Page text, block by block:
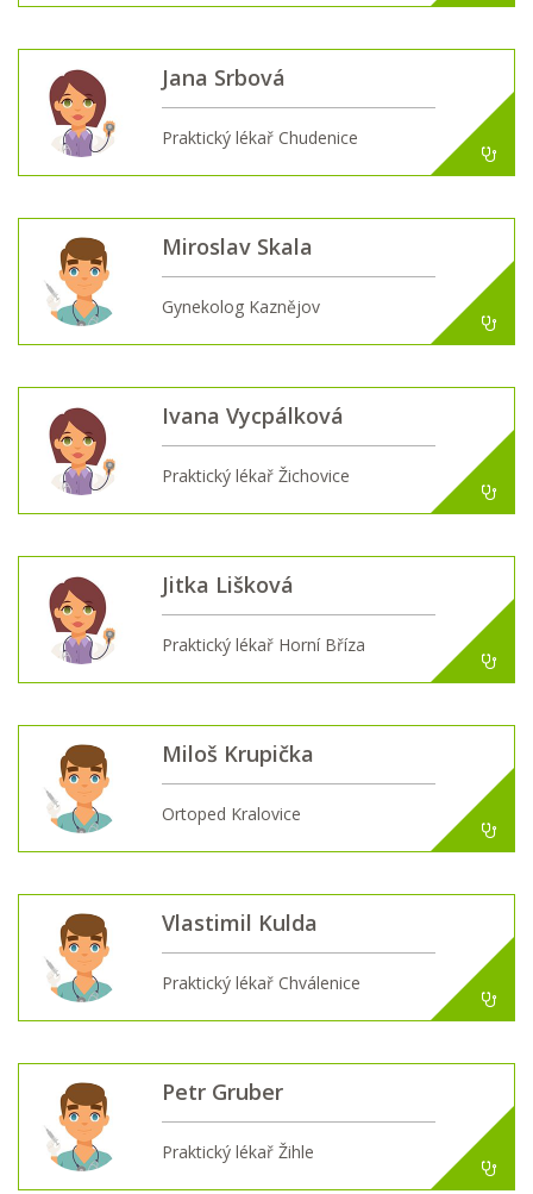
Jana Srbová
Praktický lékař Chudenice
Miroslav Skala
Gynekolog Kaznějov
Ivana Vycpálková
Praktický lékař Žichovice
Jitka Lišková
Praktický lékař Horní Bříza
Miloš Krupička
Ortoped Kralovice
Vlastimil Kulda
Praktický lékař Chválenice
Petr Gruber
Praktický lékař Žihle